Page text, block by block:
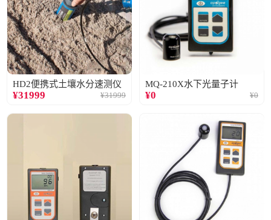
HD2便携式土壤水分速测仪
¥31999 ¥31999
MQ-210X水下光量子计
¥0 ¥0